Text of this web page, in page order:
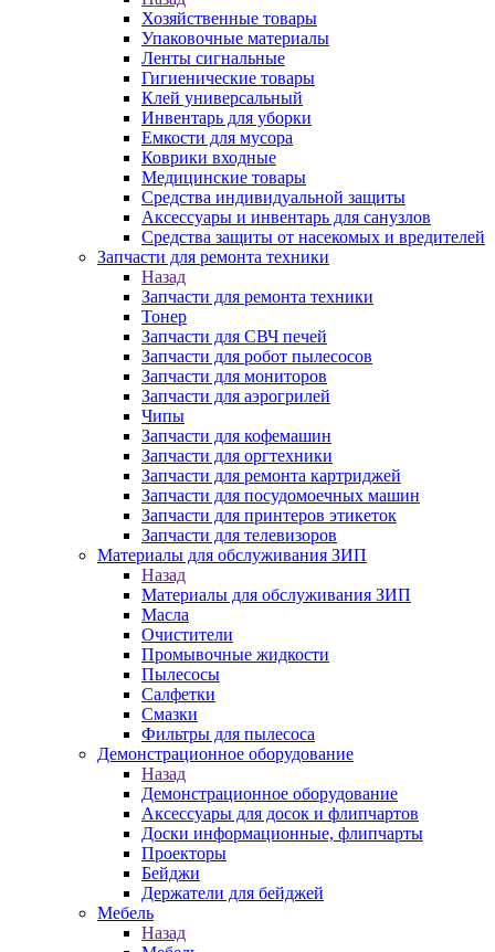
Хозяйственные товары
Упаковочные материалы
Ленты сигнальные
Гигиенические товары
Клей универсальный
Инвентарь для уборки
Емкости для мусора
Коврики входные
Медицинские товары
Средства индивидуальной защиты
Аксессуары и инвентарь для санузлов
Средства защиты от насекомых и вредителей
Запчасти для ремонта техники
Назад
Запчасти для ремонта техники
Тонер
Запчасти для СВЧ печей
Запчасти для робот пылесосов
Запчасти для мониторов
Запчасти для аэрогрилей
Чипы
Запчасти для кофемашин
Запчасти для оргтехники
Запчасти для ремонта картриджей
Запчасти для посудомоечных машин
Запчасти для принтеров этикеток
Запчасти для телевизоров
Материалы для обслуживания ЗИП
Назад
Материалы для обслуживания ЗИП
Масла
Очистители
Промывочные жидкости
Пылесосы
Салфетки
Смазки
Фильтры для пылесоса
Демонстрационное оборудование
Назад
Демонстрационное оборудование
Аксессуары для досок и флипчартов
Доски информационные, флипчарты
Проекторы
Бейджи
Держатели для бейджей
Мебель
Назад